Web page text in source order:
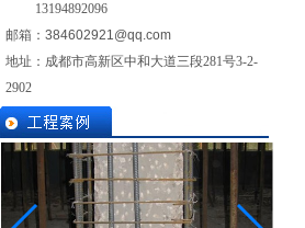
13194892096
邮箱： 384602921@qq.com
地址：成都市高新区中和大道三段281号3-2-
2902